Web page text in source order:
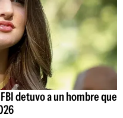
detuvo a un hombre que